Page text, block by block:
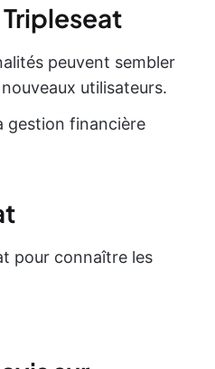
peuvent sembler
utilisateurs.
gestion financière
pour connaître les